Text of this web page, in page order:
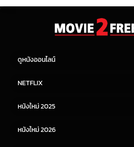
ดูหนังออนไลน์
หนังจีน
NETFLIX
หนังใหม่ 2025
หนังใหม่ 2026